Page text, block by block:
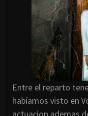
Entre el reparto
habíamos visto en